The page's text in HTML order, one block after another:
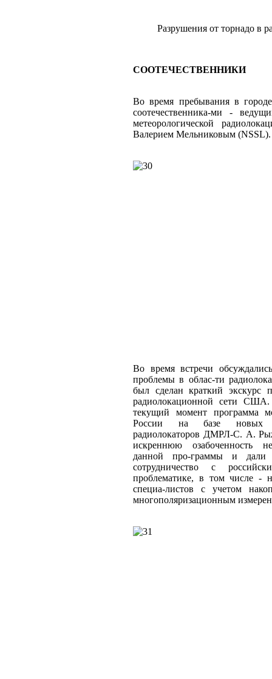
Разрушения от торнадо в
СООТЕЧЕСТВЕННИКИ
Во время пребывания в
соотечественника-ми -
метеорологической
Валерием Мельниковым (NSSL).
Во время встречи
проблемы в облас-ти
был сделан краткий экскурс
радиолокационной сети США.
текущий момент программа
России на базе новых ме-
радиолокаторов ДМРЛ-С. А.
искреннюю озабоченность
данной про-граммы и дали
сотрудничество с
проблематике, в том числе -
специа-листов с учетом
многополяризационным